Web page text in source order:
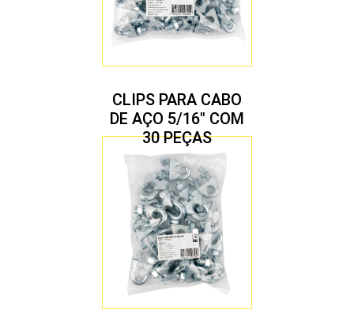
CLIPS PARA CABO
DE AÇO 5/16″ COM
30 PEÇAS